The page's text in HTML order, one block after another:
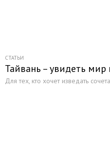
СТАТЬИ
Тайвань – увидеть мир
Для тех, кто хочет изведать